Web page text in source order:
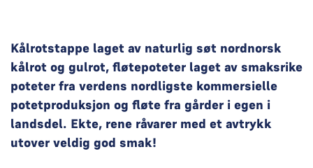
Kålrotstappe laget av naturlig søt nordnorsk
kålrot og gulrot, fløtepoteter laget av smaksrike
poteter fra verdens nordligste kommersielle
potetproduksjon og fløte fra gårder i egen i
landsdel. Ekte, rene råvarer med et avtrykk
utover veldig god smak!